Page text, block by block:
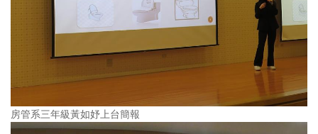
房管系三年級黃如妤上台簡報